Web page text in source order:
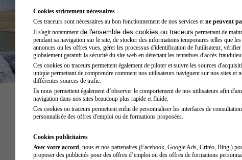
Cookies strictement nécessaires
Ces traceurs sont nécessaires au bon fonctionnement de nos services et ne peuvent
Il s'agit notamment de l'ensemble des cookies ou traceurs permettant de
pendant sa navigation sur le site, de stocker des informations temporaires telles que
annonces ou les offres vues, gérer les processus d'identification de l'utilisateur,
globalement garantir la sécurité du site web en détectant les tentatives d'accès
Ces cookies ou traceurs permettent également de piloter et suivre les sources
unique permettant de comprendre comment nos utilisateurs naviguent sur nos sites et
différentes sources de trafic.
Ils nous permettent également d’observer le comportement de nos utilisateurs afin
navigation dans nos sites beaucoup plus rapide et fluide.
Ces cookies ou traceurs permettent enfin de personnaliser les interfaces de
personnalisée des offres d'emploi ou de formations proposées.
Cookies publicitaires
Avec votre accord , nous et nos partenaires (Facebook, Google Ads, Critéo, Bing,)
proposer des publicités pour des offres d’emploi ou des offres de formations